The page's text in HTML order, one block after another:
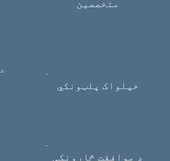
متخصصین
خپلواک پلټونکي
د موافقت څارونکی